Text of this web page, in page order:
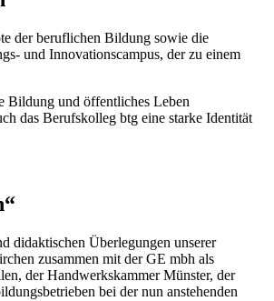
der beruflichen Bildung sowie die
und Innovationscampus, der zu einem
Bildung und öffentliches Leben
das Berufskolleg btg eine starke Identität
didaktischen Überlegungen unserer
zusammen mit der GE mbh als
der Handwerkskammer Münster, der
bei der nun anstehenden